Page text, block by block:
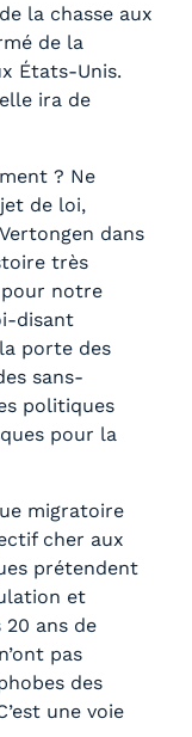
la chasse aux
de la
États-Unis.
ira de
? Ne
de loi,
dans
très
notre
disant
porte des
sans-
politiques
pour la
migratoire
cher aux
prétendent
et
ans de
pas
des
une voie